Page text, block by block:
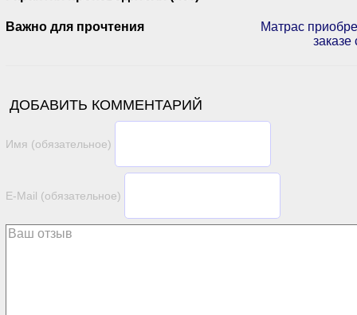
Важно для прочтения
Матрас
заказе
ДОБАВИТЬ КОММЕНТАРИЙ
Имя (обязательное)
E-Mail (обязательное)